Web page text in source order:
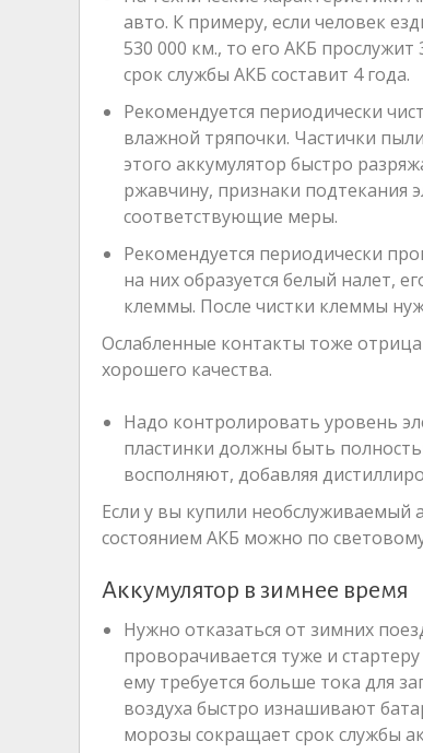
авто. К примеру, если человек
530 000 км., то его АКБ
срок службы АКБ составит 4 года.
Рекомендуется периодически
влажной тряпочки. Частички
этого аккумулятор быстро
ржавчину, признаки подтекания
соответствующие меры.
Рекомендуется периодически
на них образуется белый налет,
клеммы. После чистки клеммы
Ослабленные контакты тоже
хорошего качества.
Надо контролировать уровень
пластинки должны быть
восполняют, добавляя
Если у вы купили необслуживаемый
состоянием АКБ можно по
Аккумулятор в зимнее время
Нужно отказаться от зимних
проворачивается туже и
ему требуется больше тока для
воздуха быстро изнашивают
морозы сокращает срок службы